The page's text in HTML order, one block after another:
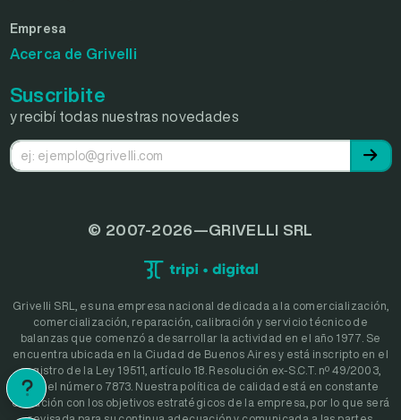
Empresa
Acerca de Grivelli
Suscribite
y recibí todas nuestras novedades
© 2007-2026—GRIVELLI SRL
Grivelli SRL, es una empresa nacional dedicada a la comercialización,
comercialización, reparación, calibración y servicio técnico de
balanzas que comenzó a desarrollar la actividad en el año 1977. Se
encuentra ubicada en la Ciudad de Buenos Aires y está inscripto en el
registro de la Ley 19511, artículo 18. Resolución ex-S.C.T. nº 49/2003,
bajo el número 7873. Nuestra política de calidad está en constante
evolución con los objetivos estratégicos de la empresa, por lo que será